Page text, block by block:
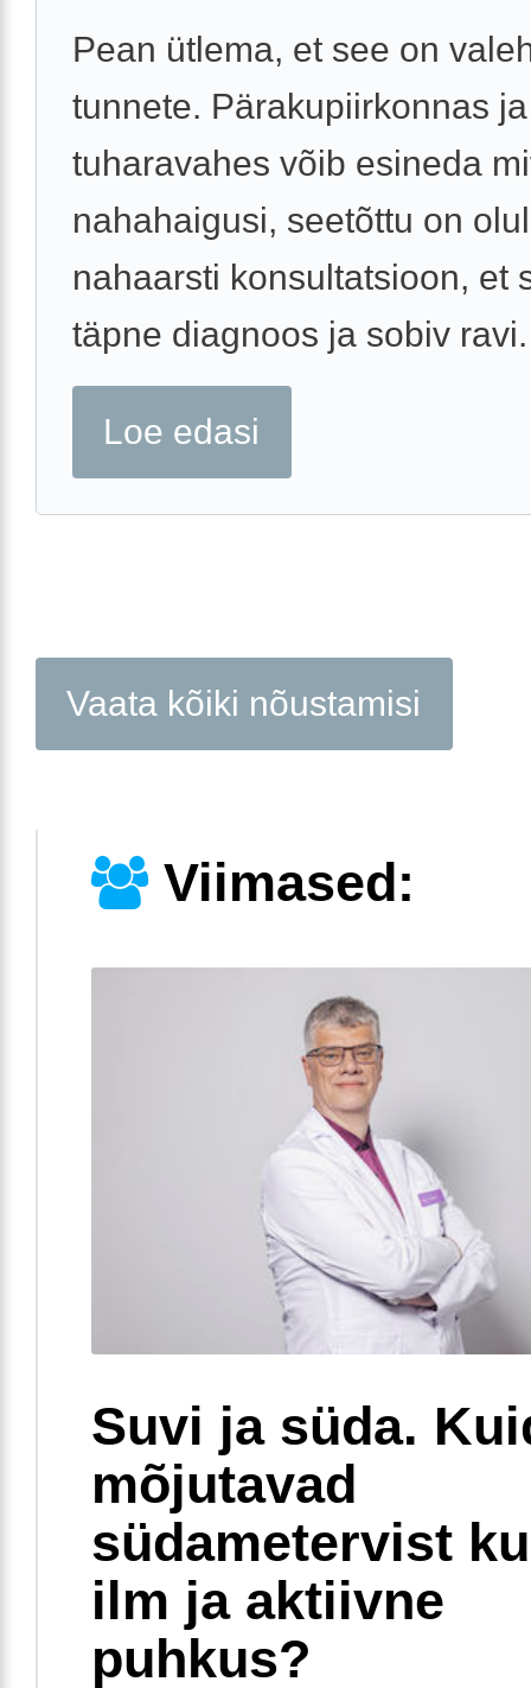
Pean ütlema, et see on
tunnete. Pärakupiirkonnas ja
tuharavahes võib esineda
nahahaigusi, seetõttu on
nahaarsti konsultatsioon, et
täpne diagnoos ja sobiv ravi.
Loe edasi
Vaata kõiki nõustamisi
Viimased:
Suvi ja süda.
mõjutavad
südametervist
ilm ja aktiivne
puhkus?